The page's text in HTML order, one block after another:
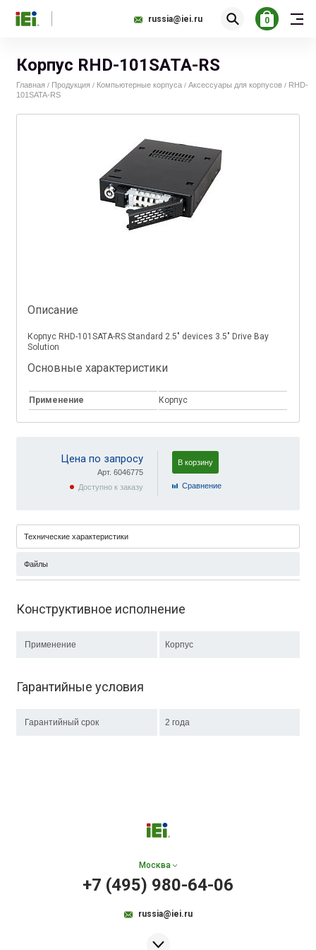
russia@iei.ru 0
Корпус RHD-101SATA-RS
Главная / Продукция / Компьютерные корпуса / Аксессуары для корпусов / RHD-
101SATA-RS
Описание
Корпус RHD-101SATA-RS Standard 2.5" devices 3.5" Drive Bay
Solution
Основные характеристики
Применение Корпус
Цена по запросу
Арт. 6046775
Доступно к заказу
В корзину
Cравнение
Технические характеристики
Файлы
Конструктивное исполнение
Применение Корпус
Гарантийные условия
Гарантийный срок 2 года
Москва
+7 (495) 980-64-06
russia@iei.ru